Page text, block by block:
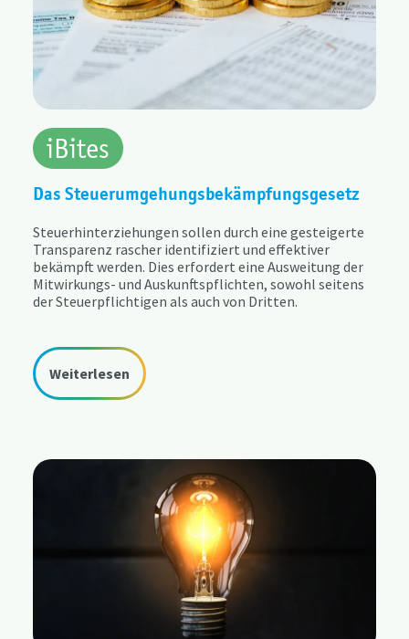
iBites
Das Steuerumgehungsbekämpfungsgesetz
Steuerhinterziehungen sollen durch eine gesteigerte
Transparenz rascher identifiziert und effektiver
bekämpft werden. Dies erfordert eine Ausweitung der
Mitwirkungs- und Auskunftspflichten, sowohl seitens
der Steuerpflichtigen als auch von Dritten.
Weiterlesen